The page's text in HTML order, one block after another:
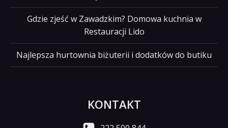
Gdzie zjeść w Zawadzkim? Domowa kuchnia w
Restauracji Lido
Najlepsza hurtownia biżuterii i dodatków do butiku
KONTAKT